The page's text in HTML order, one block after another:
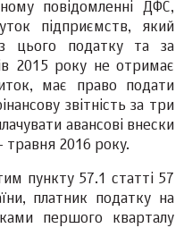
повідомленні ДФС,
підприємств, який
з цього податку та за
2015 року не отримає
має право подати
звітність за три
авансові внески
травня 2016 року.
пункту 57.1 статті 57
платник податку на
першого кварталу